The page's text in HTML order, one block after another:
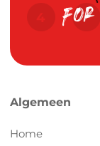
Algemeen
Home